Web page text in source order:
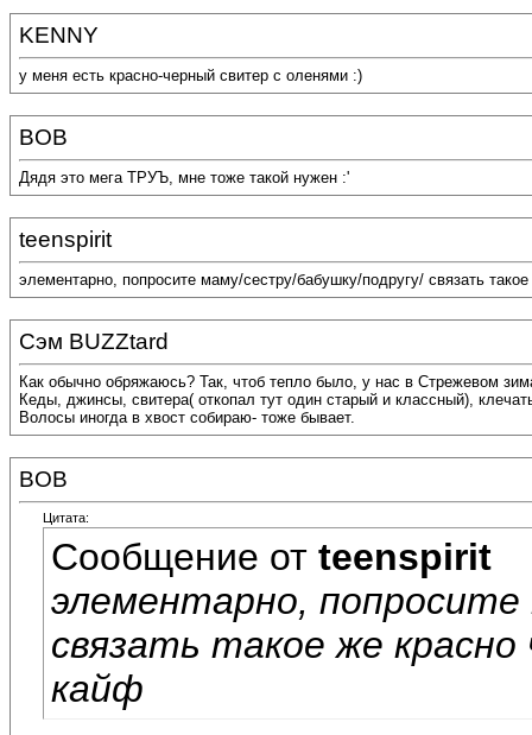
KENNY
у меня есть красно-черный свитер с оленями :)
BOB
Дядя это мега ТРУЪ, мне тоже такой нужен :'
teenspirit
элементарно, попросите маму/сестру/бабушку/подругу/ связать
Сэм BUZZtard
Как обычно обряжаюсь? Так, чтоб тепло было, у нас в Стрежевом
Кеды, джинсы, свитера( откопал тут один старый и классный),
Волосы иногда в хвост собираю- тоже бывает.
BOB
Цитата:
Сообщение от teenspirit
элементарно, попросите
связать такое же
кайф